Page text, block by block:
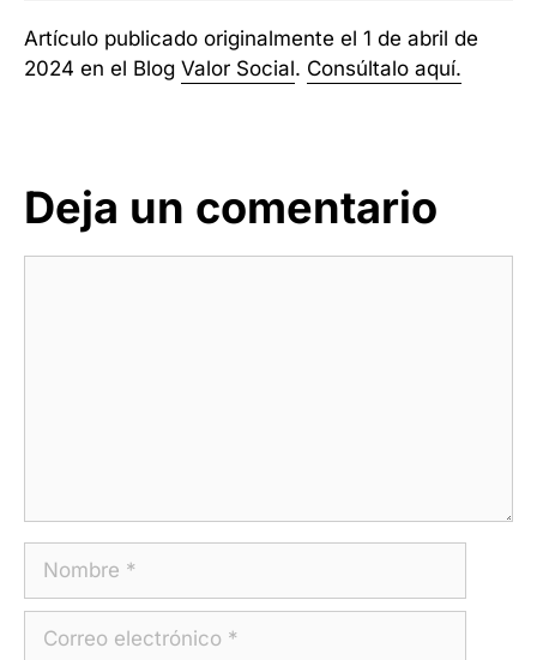
Artículo publicado originalmente el 1 de abril de
2024 en el Blog Valor Social. Consúltalo aquí.
Deja un comentario